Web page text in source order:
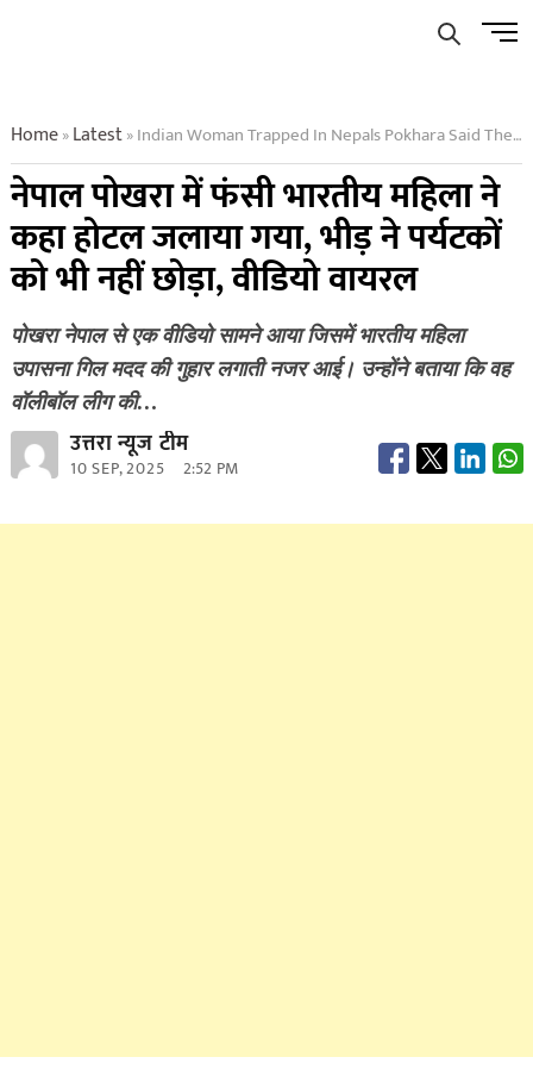
Menu
Home»Latest»Indian Woman Trapped In Nepals Pokhara Said The Hotel Was Burnt The Mob Did Not Even Spare The Tourists
नेपाल पोखरा में फंसी भारतीय महिला ने
कहा होटल जलाया गया, भीड़ ने पर्यटकों
को भी नहीं छोड़ा, वीडियो वायरल
पोखरा नेपाल से एक वीडियो सामने आया जिसमें भारतीय महिला
उपासना गिल मदद की गुहार लगाती नजर आई। उन्होंने बताया कि वह
वॉलीबॉल लीग की…
उत्तरा न्यूज टीम
10 SEP, 2025 2:52 PM